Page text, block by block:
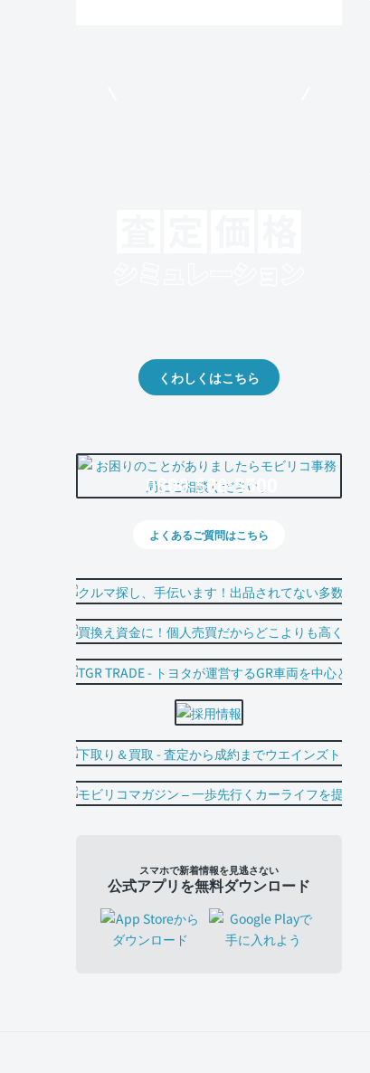
くわしくはこちら
0800-500-5500
よくあるご質問はこちら
スマホで新着情報を見逃さない
公式アプリを無料ダウンロード